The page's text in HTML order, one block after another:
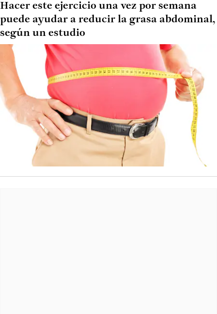
Hacer este ejercicio una vez por semana
puede ayudar a reducir la grasa abdominal,
según un estudio